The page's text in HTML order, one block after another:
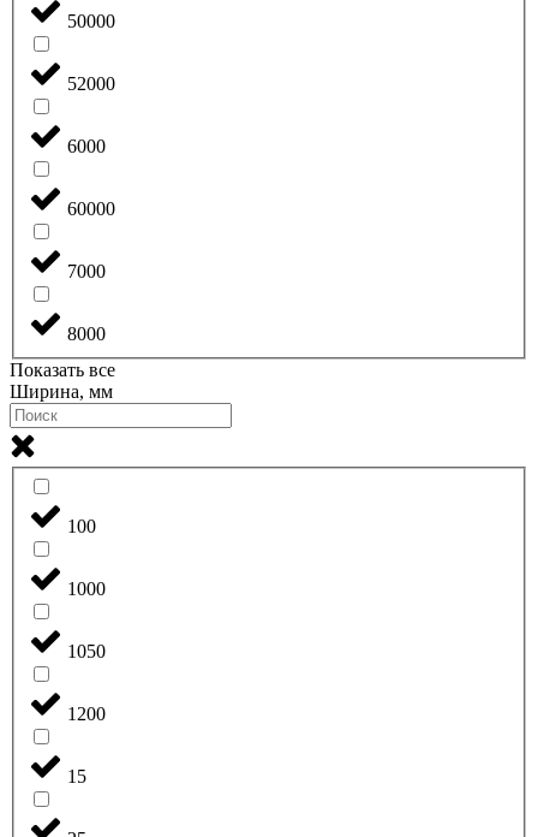
50000
52000
6000
60000
7000
8000
Показать все
Ширина, мм
100
1000
1050
1200
15